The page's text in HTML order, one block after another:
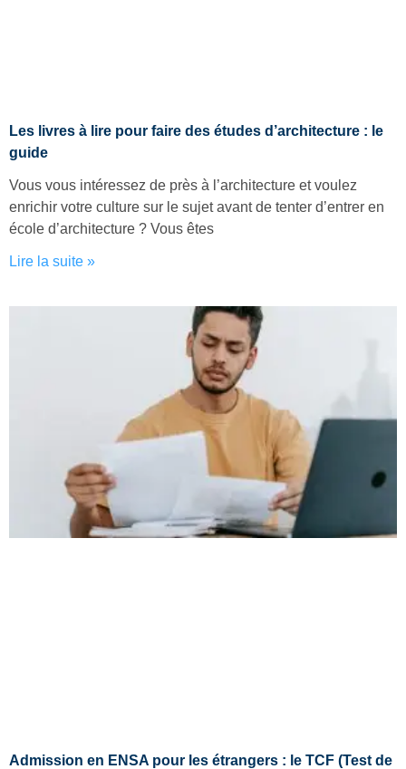
Les livres à lire pour faire des études d’architecture : le
guide
Vous vous intéressez de près à l’architecture et voulez
enrichir votre culture sur le sujet avant de tenter d’entrer en
école d’architecture ? Vous êtes
Lire la suite »
Admission en ENSA pour les étrangers : le TCF (Test de